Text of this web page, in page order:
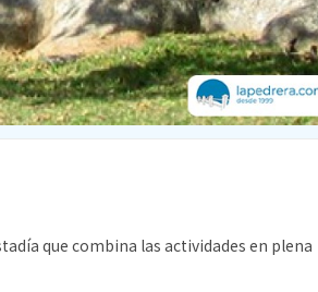
que combina las actividades en plena